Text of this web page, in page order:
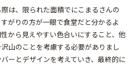
は、限られた面積でにこまるさんの
がりの方が一眼で食堂だと分かるよ
から見えやすい色合いにすること、他
山のことを考慮する必要がありまし
ーとデザインを考えていき、最終的に